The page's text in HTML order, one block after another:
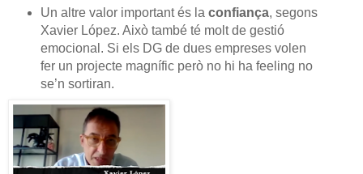
Un altre valor important és la confiança, segons
Xavier López. Això també té molt de gestió
emocional. Si els DG de dues empreses volen
fer un projecte magnífic però no hi ha feeling no
se’n sortiran.